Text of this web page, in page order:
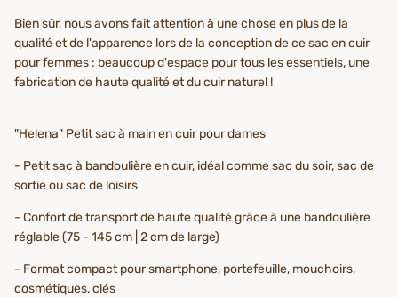
Bien sûr, nous avons fait attention à une chose en plus de la
qualité et de l'apparence lors de la conception de ce sac en cuir
pour femmes : beaucoup d'espace pour tous les essentiels, une
fabrication de haute qualité et du cuir naturel !
"Helena" Petit sac à main en cuir pour dames
- Petit sac à bandoulière en cuir, idéal comme sac du soir, sac de
sortie ou sac de loisirs
- Confort de transport de haute qualité grâce à une bandoulière
réglable (75 - 145 cm | 2 cm de large)
- Format compact pour smartphone, portefeuille, mouchoirs,
cosmétiques, clés